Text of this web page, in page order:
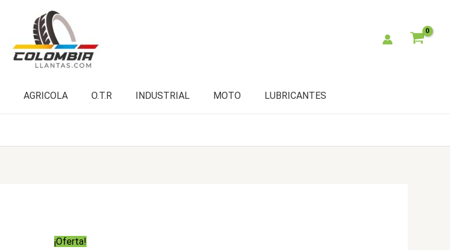
AGRICOLA O.T.R INDUSTRIAL MOTO LUBRICANTES
¡Oferta!
$961.000.